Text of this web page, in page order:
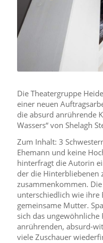
Die Theatergruppe
einer neuen
die absurd anrührende
Wassers“ von Shelagh
Zum Inhalt: 3
Ehemann und keine
hinterfragt die Autorin
der die Hinterbliebenen
zusammenkommen.
unterschiedlich wie ihre
gemeinsame Mutter.
sich das
anrührenden, absurd-
viele Zuschauer